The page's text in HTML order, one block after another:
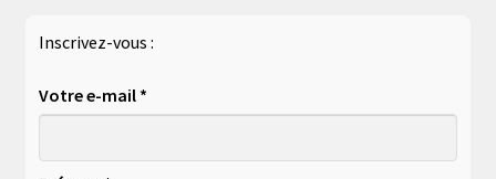
Inscrivez-vous :
Votre e-mail *